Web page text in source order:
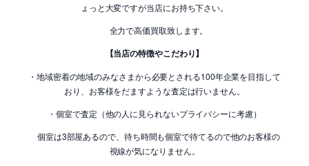
ょっと大変ですが当店にお持ち下さい。
全力で高価買取致します。
【当店の特徴やこだわり】
・地域密着の地域のみなさまから必要とされる100年企業を目指して
おり、お客様をだますような査定は行いません。
・個室で査定（他の人に見られないプライバシーに考慮）
個室は3部屋あるので、待ち時間も個室で待てるので他のお客様の
視線が気になりません。